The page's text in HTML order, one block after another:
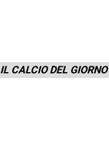
IL CALCIO DEL GIORNO